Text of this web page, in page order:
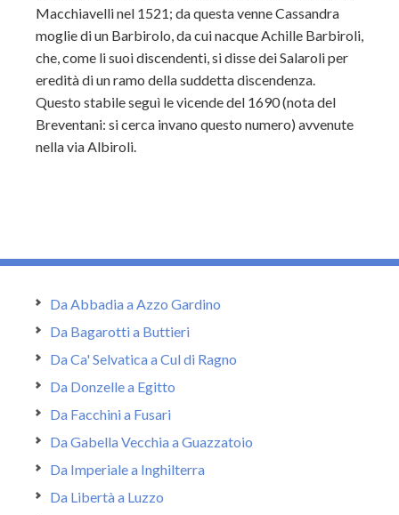
Macchiavelli nel 1521; da questa venne Cassandra
moglie di un Barbirolo, da cui nacque Achille Barbiroli,
che, come li suoi discendenti, si disse dei Salaroli per
eredità di un ramo della suddetta discendenza.
Questo stabile seguì le vicende del 1690 (nota del
Breventani: si cerca invano questo numero) avvenute
nella via Albiroli.
Da Abbadia a Azzo Gardino
Da Bagarotti a Buttieri
Da Ca' Selvatica a Cul di Ragno
Da Donzelle a Egitto
Da Facchini a Fusari
Da Gabella Vecchia a Guazzatoio
Da Imperiale a Inghilterra
Da Libertà a Luzzo